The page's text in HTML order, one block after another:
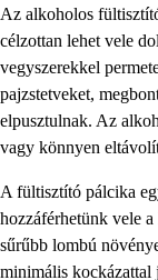
Az alkoholos
célzottan lehet vele
vegyszerekkel
pajzstetveket,
elpusztulnak. Az
vagy könnyen
A fültisztító pálcika
hozzáférhetünk vele
sűrűbb lombú
minimális kockázattal